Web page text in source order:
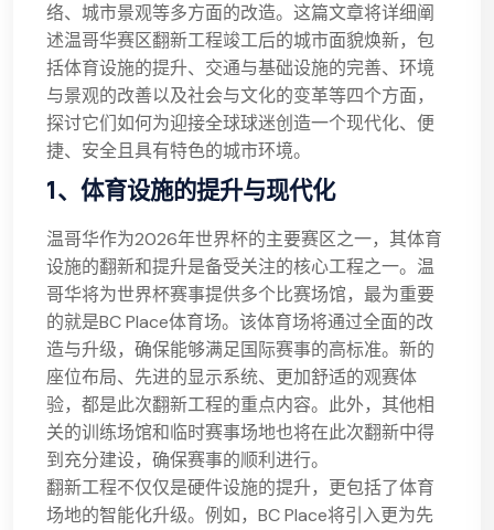
络、城市景观等多方面的改造。这篇文章将详细阐
述温哥华赛区翻新工程竣工后的城市面貌焕新，包
括体育设施的提升、交通与基础设施的完善、环境
与景观的改善以及社会与文化的变革等四个方面，
探讨它们如何为迎接全球球迷创造一个现代化、便
捷、安全且具有特色的城市环境。
1、体育设施的提升与现代化
温哥华作为2026年世界杯的主要赛区之一，其体育
设施的翻新和提升是备受关注的核心工程之一。温
哥华将为世界杯赛事提供多个比赛场馆，最为重要
的就是BC Place体育场。该体育场将通过全面的改
造与升级，确保能够满足国际赛事的高标准。新的
座位布局、先进的显示系统、更加舒适的观赛体
验，都是此次翻新工程的重点内容。此外，其他相
关的训练场馆和临时赛事场地也将在此次翻新中得
到充分建设，确保赛事的顺利进行。
翻新工程不仅仅是硬件设施的提升，更包括了体育
场地的智能化升级。例如，BC Place将引入更为先